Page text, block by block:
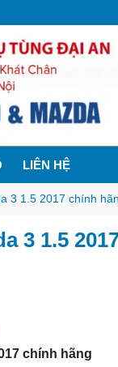
LIÊN HỆ
3 1.5 2017 chính
3 1.5
chính hãng